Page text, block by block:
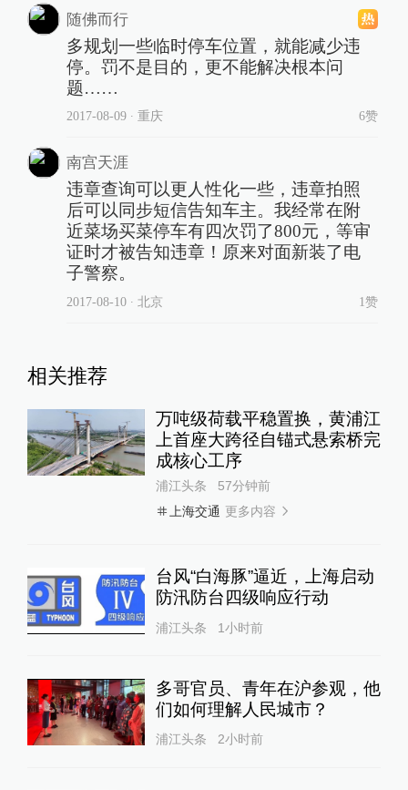
随佛而行
多规划一些临时停车位置，就能减少违
停。罚不是目的，更不能解决根本问
题……
2017-08-09∙ 重庆 6赞
南宫天涯
违章查询可以更人性化一些，违章拍照
后可以同步短信告知车主。我经常在附
近菜场买菜停车有四次罚了800元，等审
证时才被告知违章！原来对面新装了电
子警察。
2017-08-10∙ 北京 1赞
相关推荐
万吨级荷载平稳置换，黄浦江
上首座大跨径自锚式悬索桥完
成核心工序
浦江头条
57分钟前
上海交通 更多内容
台风“白海豚”逼近，上海启动
防汛防台四级响应行动
浦江头条 1小时前
多哥官员、青年在沪参观，他
们如何理解人民城市？
浦江头条 2小时前